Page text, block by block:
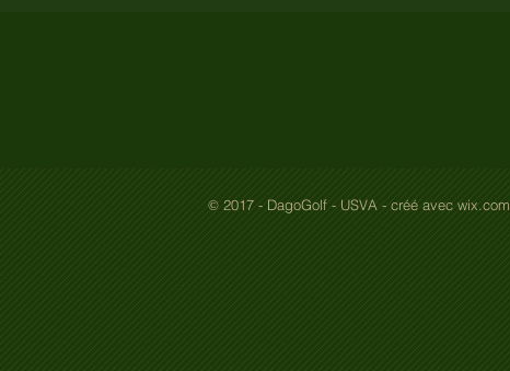
© 2017 - DagoGolf - USVA - créé avec wix.com